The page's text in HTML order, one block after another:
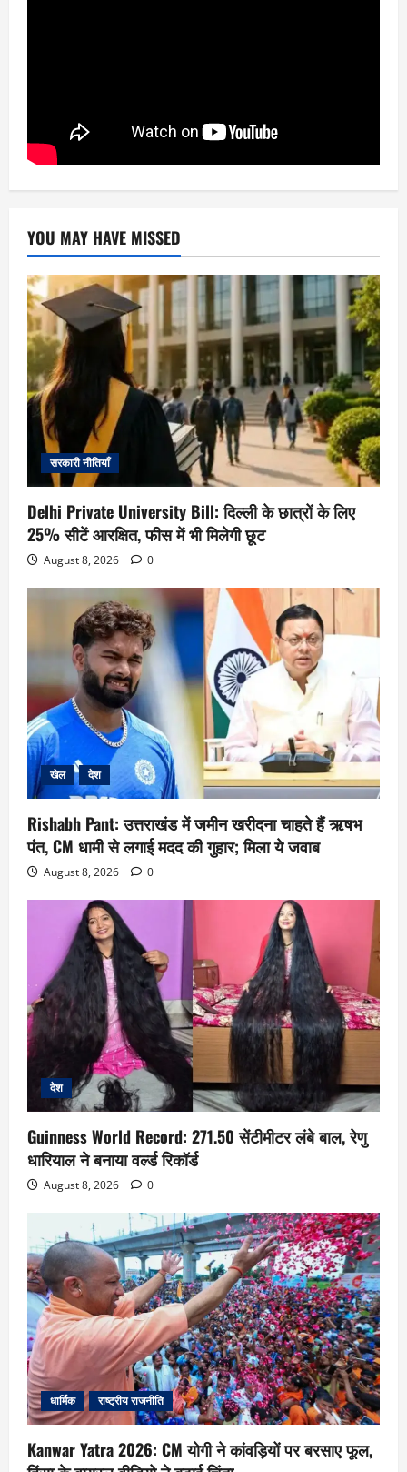
YOU MAY HAVE MISSED
सरकारी नीतियाँ
Delhi Private University Bill: दिल्ली के छात्रों के लिए
25% सीटें आरक्षित, फीस में भी मिलेगी छूट
August 8, 2026 0
खेल देश
Rishabh Pant: उत्तराखंड में जमीन खरीदना चाहते हैं ऋषभ
पंत, CM धामी से लगाई मदद की गुहार; मिला ये जवाब
August 8, 2026 0
देश
Guinness World Record: 271.50 सेंटीमीटर लंबे बाल, रेणु
धारियाल ने बनाया वर्ल्ड रिकॉर्ड
August 8, 2026 0
धार्मिक राष्ट्रीय राजनीति
Kanwar Yatra 2026: CM योगी ने कांवड़ियों पर बरसाए फूल,